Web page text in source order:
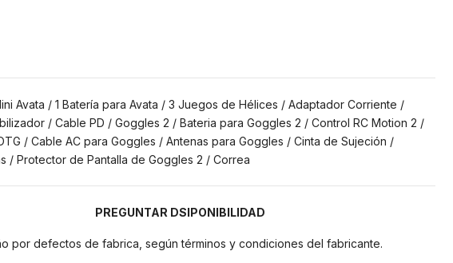
Avata / 1 Batería para Avata / 3 Juegos de Hélices / Adaptador Corriente /
/ Cable PD / Goggles 2 / Bateria para Goggles 2 / Control RC Motion 2 /
/ Cable AC para Goggles / Antenas para Goggles / Cinta de Sujeción /
/ Protector de Pantalla de Goggles 2 / Correa
PREGUNTAR DSIPONIBILIDAD
por defectos de fabrica, según términos y condiciones del fabricante.